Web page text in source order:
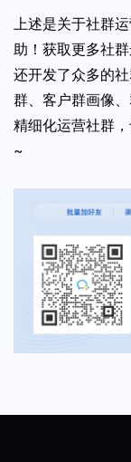
上述是关于社群
助！获取更多社
还开发了众多的
群、客户群画像
精细化运营社群
~